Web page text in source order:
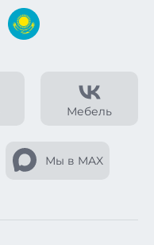
Мебель
Мы в MAX